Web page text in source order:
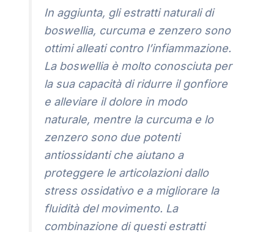
In aggiunta, gli estratti naturali di
boswellia, curcuma e zenzero sono
ottimi alleati contro l’infiammazione.
La boswellia è molto conosciuta per
la sua capacità di ridurre il gonfiore
e alleviare il dolore in modo
naturale, mentre la curcuma e lo
zenzero sono due potenti
antiossidanti che aiutano a
proteggere le articolazioni dallo
stress ossidativo e a migliorare la
fluidità del movimento. La
combinazione di questi estratti